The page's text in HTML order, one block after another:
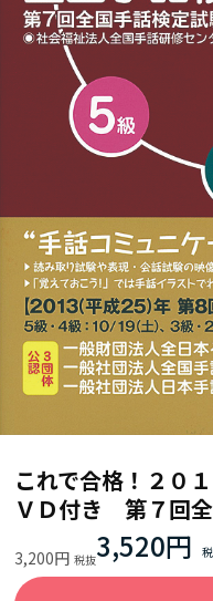
これで合格！２
ＶＤ付き 第７回
3,200円 3,520円